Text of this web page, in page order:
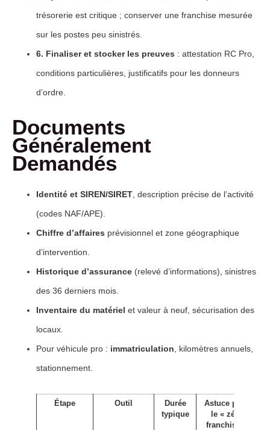
trésorerie est critique ; conserver une franchise mesurée
sur les postes peu sinistrés.
6. Finaliser et stocker les preuves : attestation RC Pro,
conditions particulières, justificatifs pour les donneurs
d’ordre.
Documents
Généralement
Demandés
Identité et SIREN/SIRET , description précise de l’activité
(codes NAF/APE).
Chiffre d’affaires prévisionnel et zone géographique
d’intervention.
Historique d’assurance (relevé d’informations), sinistres
des 36 derniers mois.
Inventaire du matériel et valeur à neuf, sécurisation des
locaux.
Pour véhicule pro : immatriculation , kilomètres annuels,
stationnement.
Étape Outil
Durée
typique
Astuce pour
le « zéro
franchise »